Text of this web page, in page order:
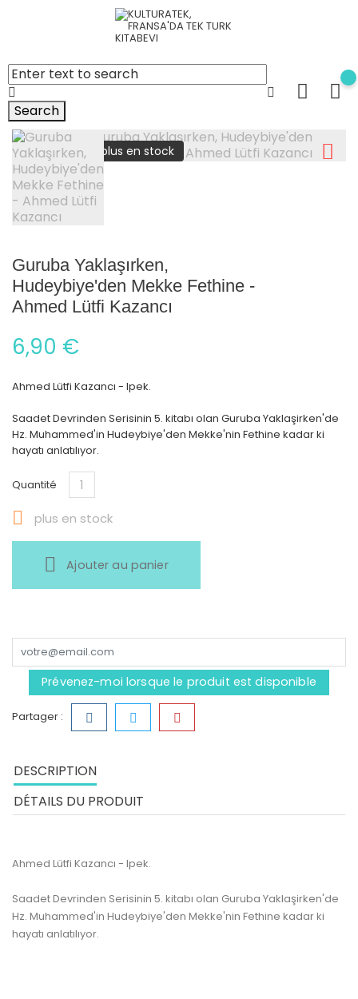
Search
plus en stock
Guruba Yaklaşırken,
Hudeybiye'den Mekke Fethine -
Ahmed Lütfi Kazancı
6,90 €
Ahmed Lütfi Kazancı - Ipek.
Saadet Devrinden Serisinin 5. kitabı olan Guruba Yaklaşirken'de
Hz. Muhammed'in Hudeybiye'den Mekke'nin Fethine kadar ki
hayatı anlatılıyor.
Quantité
 plus en stock
Ajouter au panier
Prévenez-moi lorsque le produit est disponible
Partager :
DESCRIPTION
DÉTAILS DU PRODUIT
Ahmed Lütfi Kazancı - Ipek.
Saadet Devrinden Serisinin 5. kitabı olan Guruba Yaklaşirken'de
Hz. Muhammed'in Hudeybiye'den Mekke'nin Fethine kadar ki
hayatı anlatılıyor.